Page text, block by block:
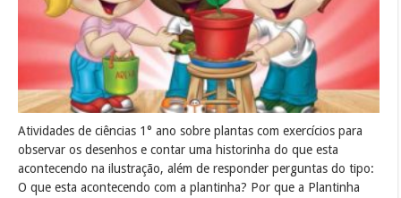
Atividades de ciências 1° ano sobre plantas com exercícios para
observar os desenhos e contar uma historinha do que esta
acontecendo na ilustração, além de responder perguntas do tipo:
O que esta acontecendo com a plantinha? Por que a Plantinha